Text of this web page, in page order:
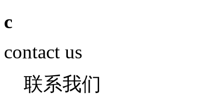
c
contact us
联系我们